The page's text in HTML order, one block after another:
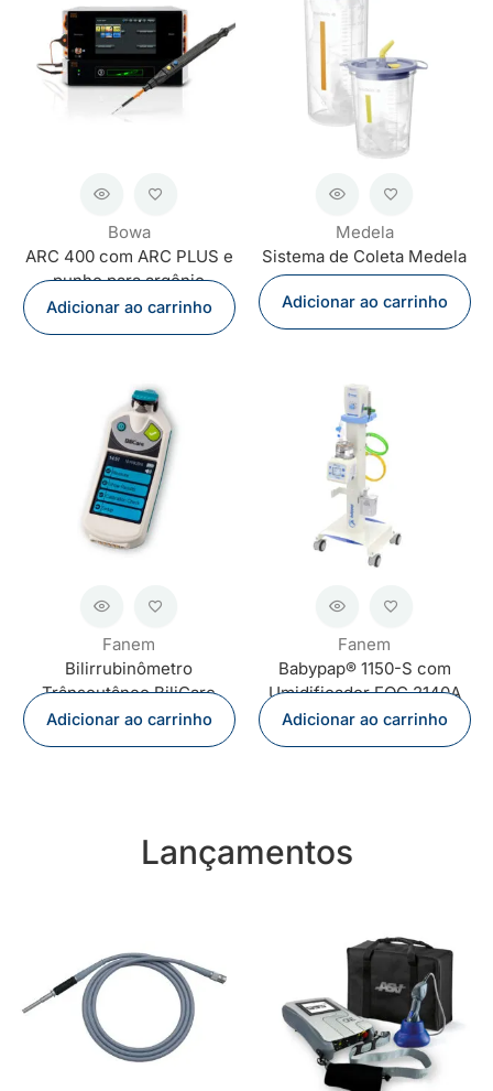
Bowa
ARC 400 com ARC PLUS e
punho para argônio
Adicionar ao carrinho
Medela
Sistema de Coleta Medela
Adicionar ao carrinho
Fanem
Bilirrubinômetro
Trânscutâneo BiliCare
Adicionar ao carrinho
Fanem
Babypap® 1150-S com
Umidificador FOG 2140A
Adicionar ao carrinho
Lançamentos